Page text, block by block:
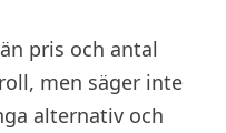
pris och antal
men säger inte
alternativ och